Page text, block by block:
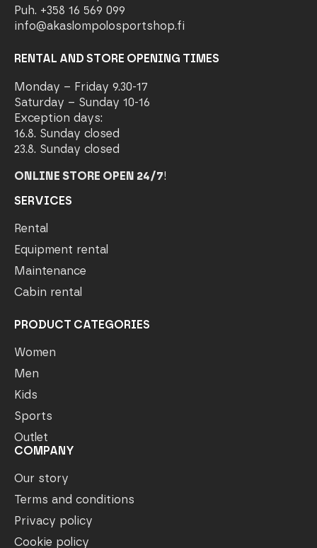
Puh. +358 16 569 099
info@akaslompolosportshop.fi
RENTAL AND STORE OPENING TIMES
Monday – Friday 9.30-17
Saturday – Sunday 10-16
Exception days:
16.8. Sunday closed
23.8. Sunday closed
ONLINE STORE OPEN 24/7!
SERVICES
Rental
Equipment rental
Maintenance
Cabin rental
PRODUCT CATEGORIES
Women
Men
Kids
Sports
Outlet
COMPANY
Our story
Terms and conditions
Privacy policy
Cookie policy